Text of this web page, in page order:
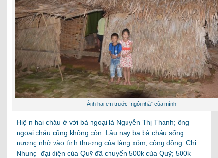
Ảnh hai em trước “ngôi nhà” của mình
Hiệ n hai cháu ở với bà ngoại là Nguyễn Thị Thanh; ông
ngoại cháu cũng không còn. Lâu nay ba bà cháu sống
nương nhờ vào tình thương của làng xóm, cộng đồng. Chị
Nhung đại diện của Quỹ đã chuyển 500k của Quỹ; 500k